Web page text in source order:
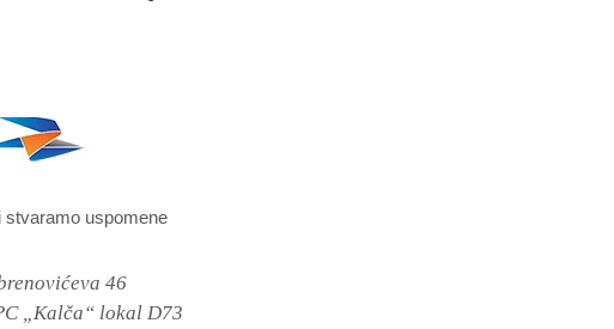
stvaramo uspomene
46
„Kalča“ lokal D73